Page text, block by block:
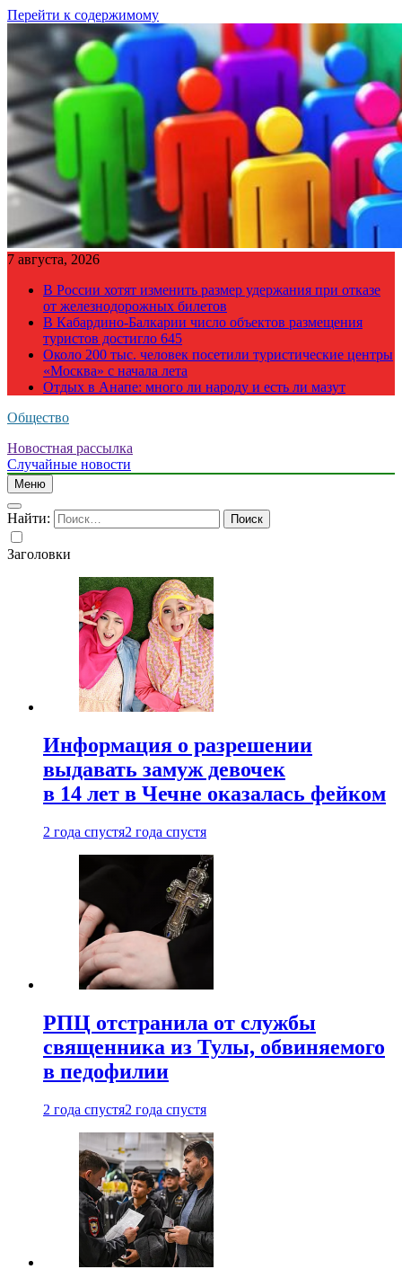
Перейти к содержимому
7 августа, 2026
В России хотят изменить размер удержания при отказе
от железнодорожных билетов
В Кабардино-Балкарии число объектов размещения
туристов достигло 645
Около 200 тыс. человек посетили туристические центры
«Москва» с начала лета
Отдых в Анапе: много ли народу и есть ли мазут
Общество
Новостная рассылка
Случайные новости
Меню
Найти:
Заголовки
Информация о разрешении
выдавать замуж девочек
в 14 лет в Чечне оказалась фейком
2 года спустя2 года спустя
РПЦ отстранила от службы
священника из Тулы, обвиняемого
в педофилии
2 года спустя2 года спустя